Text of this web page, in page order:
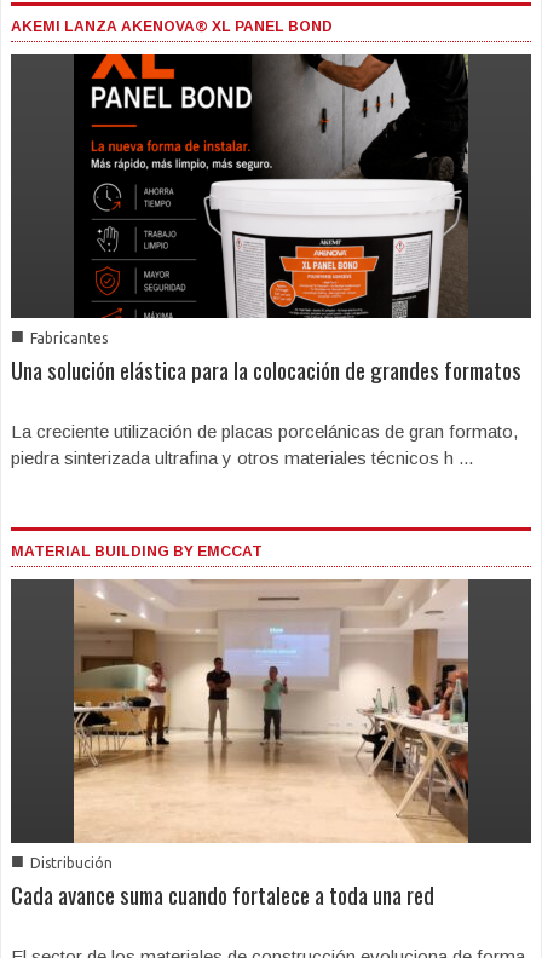
AKEMI LANZA AKENOVA® XL PANEL BOND
■ Fabricantes
Una solución elástica para la colocación de grandes formatos
La creciente utilización de placas porcelánicas de gran formato,
piedra sinterizada ultrafina y otros materiales técnicos h ...
MATERIAL BUILDING BY EMCCAT
■ Distribución
Cada avance suma cuando fortalece a toda una red